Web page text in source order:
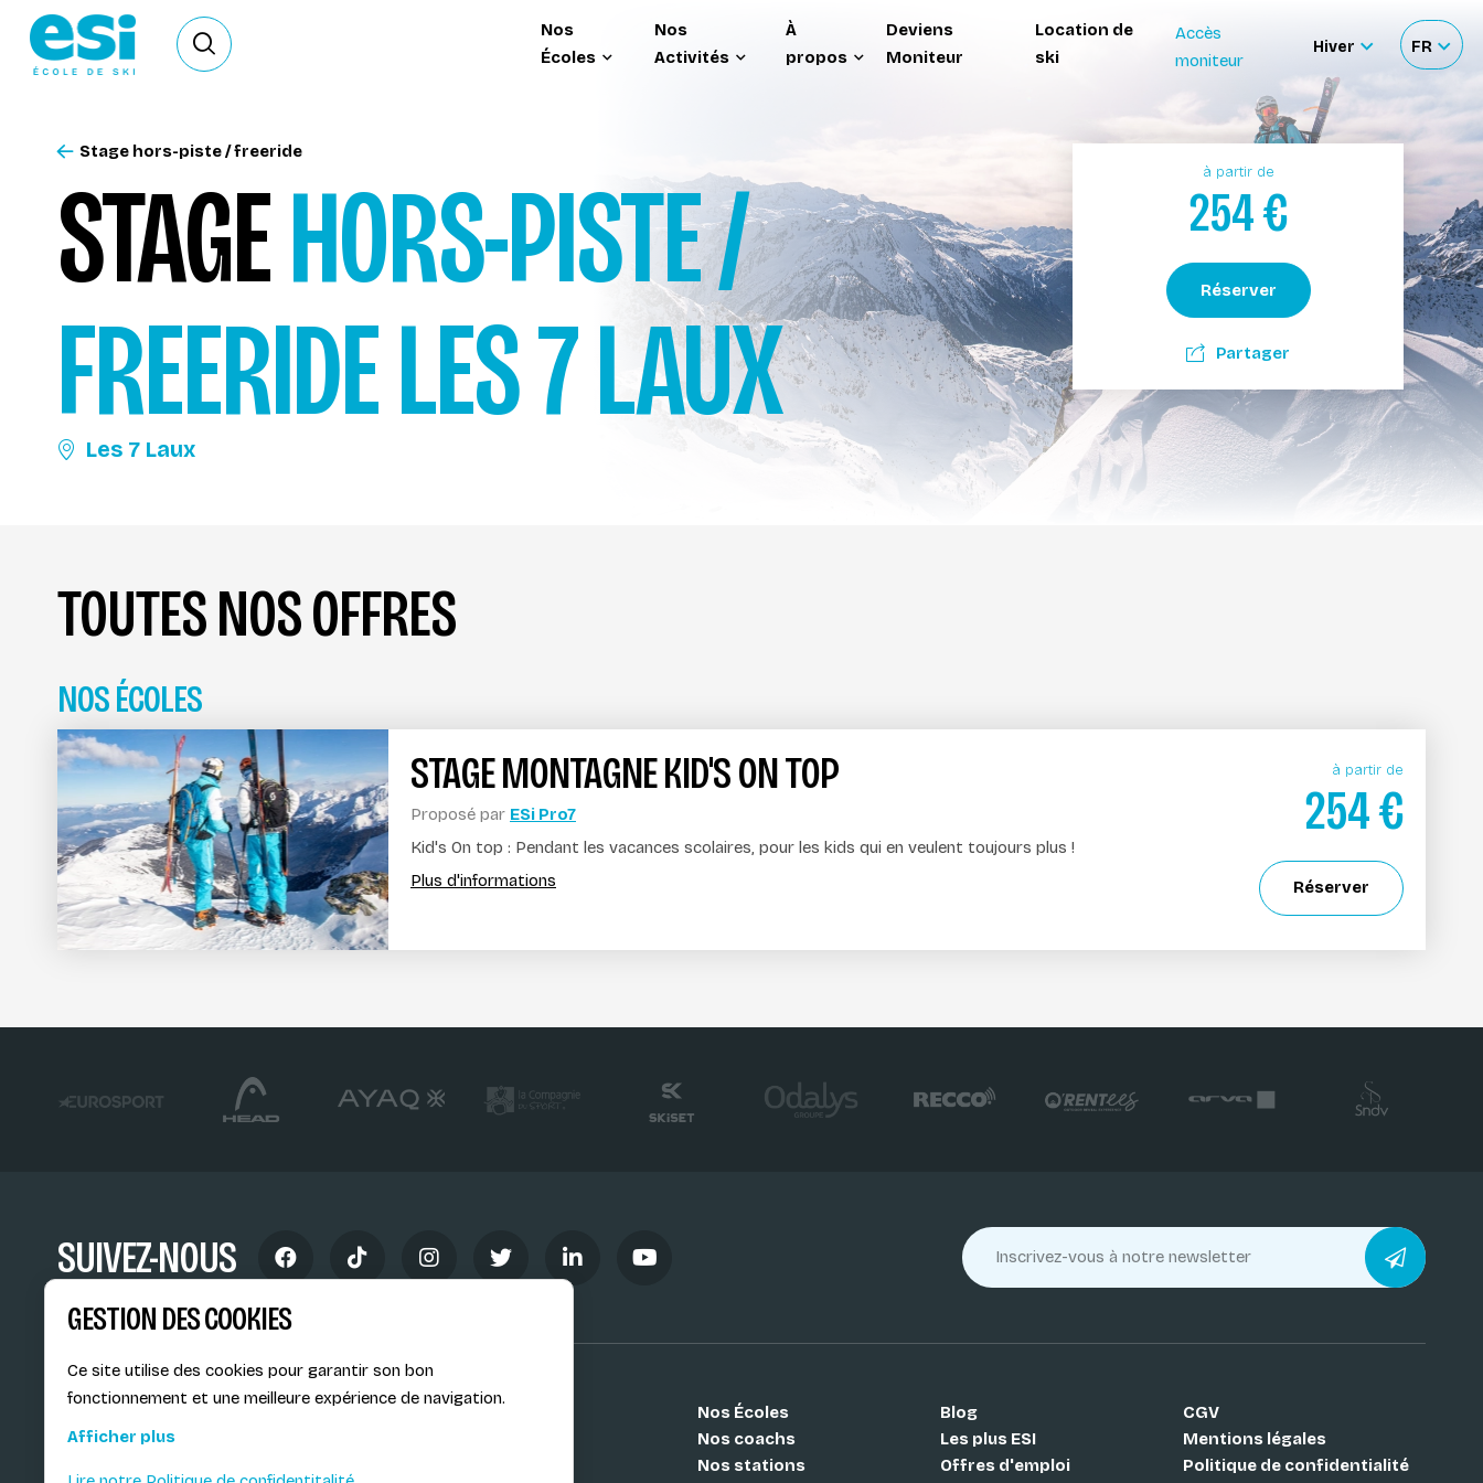
Ouvrir le formulaire de recherche
Nos
Écoles
Nos
Activités
À
propos
Deviens
Moniteur
Location de
ski
Accès
moniteur
Hiver
Sélectionner
le
site
FR
langue
STAGEHORS-PISTE /
FREERIDELES 7 LAUX
Les 7 Laux
Stage hors-piste / freeride
à partir de
254€
Réserver
Partager
TOUTES NOS OFFRES
NOS ÉCOLES
STAGE MONTAGNE KID'S ON TOP
Proposé par ESi Pro7
à partir de
254€
Réserver
Kid's On top : Pendant les vacances scolaires, pour les kids qui en veulent toujours plus !
Plus d'informations
SUIVEZ-NOUS
73201 Albertville Cedex
Nos Écoles
Nos coachs
Nos stations
Blog
Les plus ESI
Offres d'emploi
CGV
Mentions légales
Politique de confidentialité
GESTION DES COOKIES
Ce site utilise des cookies pour garantir son bon
fonctionnement et une meilleure expérience de navigation.
Afficher plus